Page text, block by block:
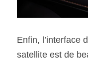
Enfin, l’interface
satellite est de